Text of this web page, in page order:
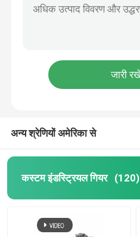
पीसने का उपकरण
रोबोट गियर
हाइपोइड गियर
अन्य श्रेणियों अमेरिका से
कस्टम इंडस्ट्रियल गियर (120)